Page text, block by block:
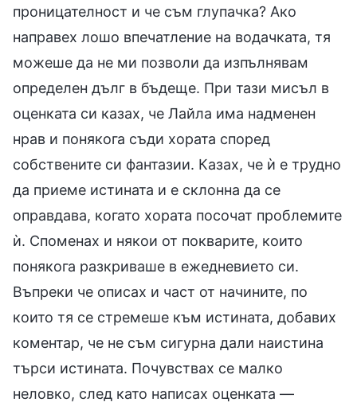
проницателност и че съм глупачка? Ако
направех лошо впечатление на водачката, тя
можеше да не ми позволи да изпълнявам
определен дълг в бъдеще. При тази мисъл в
оценката си казах, че Лайла има надменен
нрав и понякога съди хората според
собствените си фантазии. Казах, че ѝ е трудно
да приеме истината и е склонна да се
оправдава, когато хората посочат проблемите
ѝ. Споменах и някои от покварите, които
понякога разкриваше в ежедневието си.
Въпреки че описах и част от начините, по
които тя се стремеше към истината, добавих
коментар, че не съм сигурна дали наистина
търси истината. Почувствах се малко
неловко, след като написах оценката —